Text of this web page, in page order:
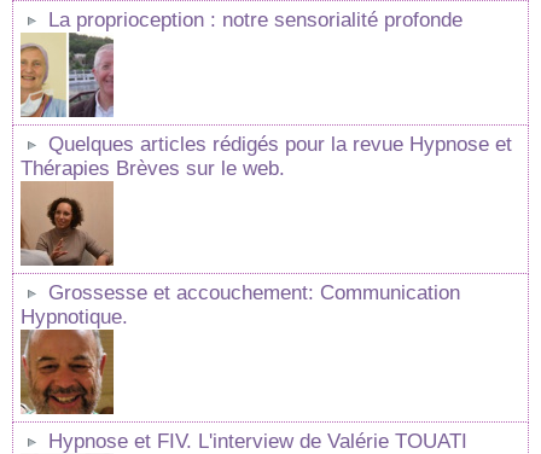
La proprioception : notre sensorialité profonde
Quelques articles rédigés pour la revue Hypnose et
Thérapies Brèves sur le web.
Grossesse et accouchement: Communication
Hypnotique.
Hypnose et FIV. L'interview de Valérie TOUATI